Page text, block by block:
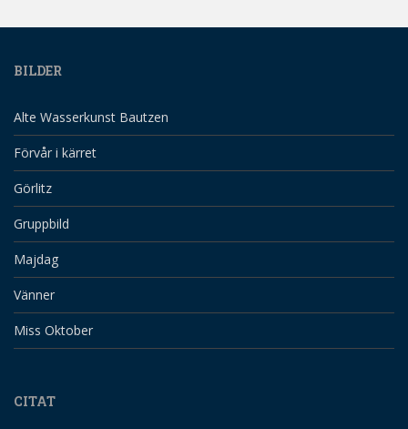
BILDER
Alte Wasserkunst Bautzen
Förvår i kärret
Görlitz
Gruppbild
Majdag
Vänner
Miss Oktober
CITAT